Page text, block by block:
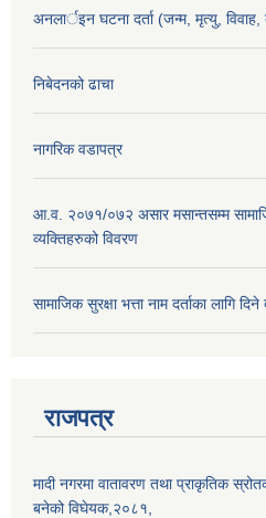
अनलार्इन घटना दर्ता (जन्म, मृत्यु,
निबेदनको ढाचा
नागरिक वडापत्र
आ.व. २०७१/०७२ असार मसान्तसम्म
व्यक्तिहरुको विवरण
सामाजिक सुरक्षा भत्ता नाम दर्ताका लागि
राजपत्र
मादी नगरमा वातावरण तथा प्राकृतिक
बनेको विघेयक,२०८१,